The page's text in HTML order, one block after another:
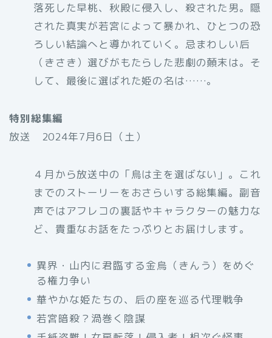
落死した早桃、秋殿に侵入し、殺された男。隠
された真実が若宮によって暴かれ、ひとつの恐
ろしい結論へと導かれていく。忌まわしい后
（きさき）選びがもたらした悲劇の顛末は。そ
して、最後に選ばれた姫の名は……。
特別総集編
放送 2024年7月6日（土）
４月から放送中の「烏は主を選ばない」。これ
までのストーリーをおさらいする総集編。副音
声ではアフレコの裏話やキャラクターの魅力な
ど、貴重なお話をたっぷりとお届けします。
異界・山内に君臨する金烏（きんう）をめぐ
る権力争い
華やかな姫たちの、后の座を巡る代理戦争
若宮暗殺？渦巻く陰謀